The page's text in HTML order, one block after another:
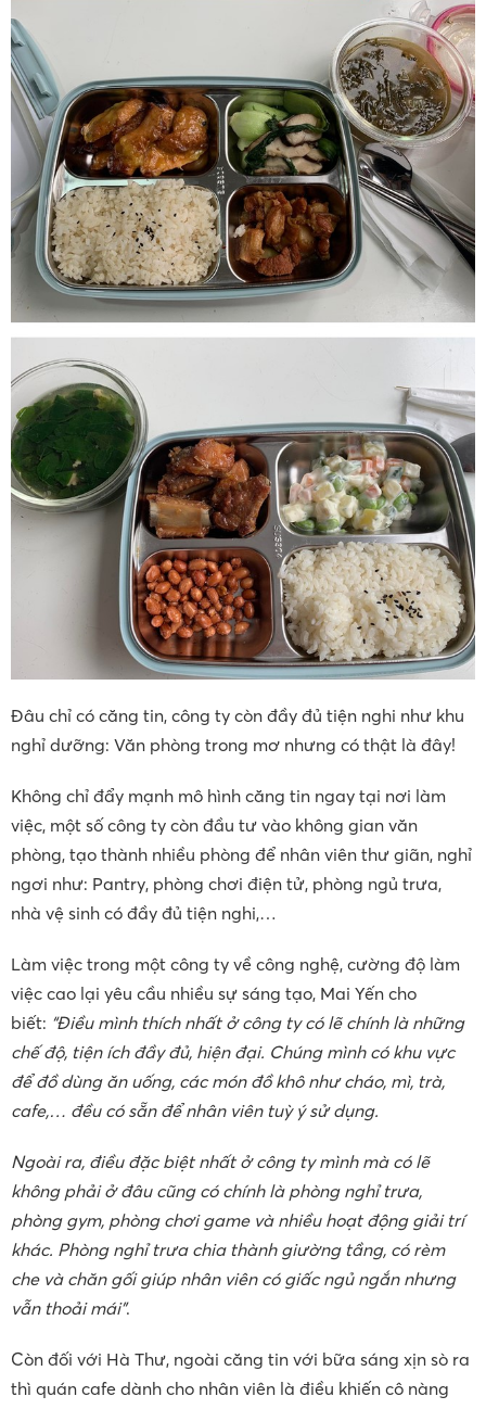
Đâu chỉ có căng tin, công ty còn đầy đủ tiện nghi như khu
nghỉ dưỡng: Văn phòng trong mơ nhưng có thật là đây!
Không chỉ đẩy mạnh mô hình căng tin ngay tại nơi làm
việc, một số công ty còn đầu tư vào không gian văn
phòng, tạo thành nhiều phòng để nhân viên thư giãn, nghỉ
ngơi như: Pantry, phòng chơi điện tử, phòng ngủ trưa,
nhà vệ sinh có đầy đủ tiện nghi,…
Làm việc trong một công ty về công nghệ, cường độ làm
việc cao lại yêu cầu nhiều sự sáng tạo, Mai Yến cho
biết: “Điều mình thích nhất ở công ty có lẽ chính là những
chế độ, tiện ích đầy đủ, hiện đại. Chúng mình có khu vực
để đồ dùng ăn uống, các món đồ khô như cháo, mì, trà,
cafe,… đều có sẵn để nhân viên tuỳ ý sử dụng.
Ngoài ra, điều đặc biệt nhất ở công ty mình mà có lẽ
không phải ở đâu cũng có chính là phòng nghỉ trưa,
phòng gym, phòng chơi game và nhiều hoạt động giải trí
khác. Phòng nghỉ trưa chia thành giường tầng, có rèm
che và chăn gối giúp nhân viên có giấc ngủ ngắn nhưng
vẫn thoải mái”.
Còn đối với Hà Thư, ngoài căng tin với bữa sáng xịn sò ra
thì quán cafe dành cho nhân viên là điều khiến cô nàng